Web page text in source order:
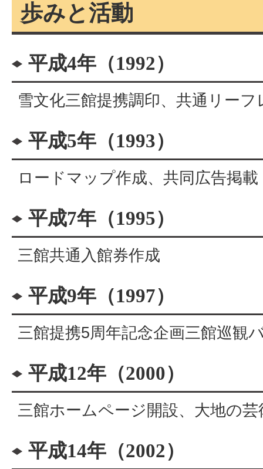
歩みと活動
平成4年（1992）
雪文化三館提携調印、共通リーフ
平成5年（1993）
ロードマップ作成、共同広告掲載
平成7年（1995）
三館共通入館券作成
平成9年（1997）
三館提携5周年記念企画三館巡観
平成12年（2000）
三館ホームページ開設、大地の
平成14年（2002）